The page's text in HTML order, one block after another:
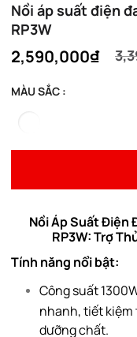
Nồi áp suất điện
RP3W
2,590,000₫
MÀU SẮC :
Nồi Áp Suất Điện
RP3W: Trợ
Tính năng nổi bật:
Công suất
nhanh, tiết kiệm
dưỡng chất.